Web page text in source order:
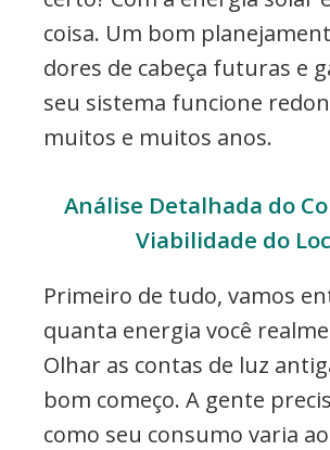
coisa. Um bom
dores de cabeça futuras e
seu sistema funcione
muitos e muitos anos.
Análise Detalhada do
Viabilidade do
Primeiro de tudo, vamos
quanta energia você
Olhar as contas de luz
bom começo. A gente
como seu consumo varia